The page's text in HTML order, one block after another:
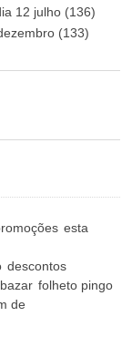
12 julho (136)
(133)
esta
descontos
bazar folheto pingo
de